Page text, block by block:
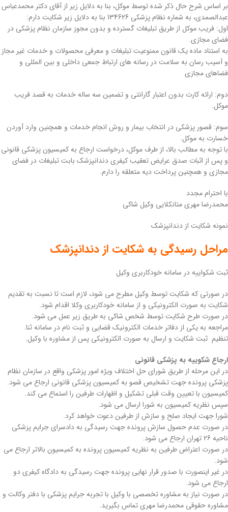
بر اساس شرح حال ذکر شده توسط موکل، بنا به دلایل زیر از آقای دکتر محمدعباس
عبدالصمدی، به شماره نظام پزشکی 134626 بنا به دلایل زیر شکایت دارم:
اول: فریب موکل از طریق تبلیغات گسترده و بدون مجوز سازمان نظام پزشکی در
فضای مجازی.
به استناد ماده یک قانون ممنوعیت تبلیغات و معرفی محصولات و خدمات غیر مجاز
و آسیب ‌رسان به سلامت در رسانه ‌های ارتباط جمعی داخلی و بین ‌المللی و
فضاهای مجازی
دوم: ارائه کارت بدون اعتبار گارانتی و تضمین سه ساله خدمات به قصد فریب
موکل.
سوم: قصور پزشکی در انتخاب بیمار و روش انجام خدمات و همچنین وارد آوردن
خسارت به موکل.
با توجه به مطالب بالا، از طرف موکل، درخواست ارجاع به کمیسیون پزشکی قانونی
و پس از اثبات صدق عرایض تعقیب کیفری دندانپزشک بابت تبلیغات در فضای
مجازی و همچنین پرداخت دیه متعلقه را دارم.
با احترام مجدد
محمدرضا مهری متانکلایی وکیل شاکی
نمونه شکایت از دندانپزشک
مراحل رسیدگی به شکایت از دندانپزشک
ثبت شکواییه در سامانه خودکاربری وکیل
در صورتی که شکایت توسط وکیل مطرح می شود، لازم است تا نسبت به تقدیم
شکایت به صورت الکترونیکی و از سامانه خودکاربری وکلا اقدام شود.
در صورت طرح شکایت توسط شخص شاکی به طریق زیر عمل می شود.
مراجعه به یکی از دفاتر خدمات الکترونیک قضایی و ثبت نام در سامانه ثنا.
تنظیم ثبت شکایت و ارسال به صورت الکترونیکی پس از مشاوره با وکیل.
ارجاع شکوییه به پزشکی قانونی
در این مرحله از طریق شورای حل اختلاف ویژه امور پزشکی واقع در سازمان نظام
پزشکی پرونده جهت تشخیص قصو به کمیسیون پزشکی قانونی ارجاع می شود.
کمیسیون با تعیین وقت قبلی تشکیل و اظهارات طرفین را استماع می کند.
سپس نظریه کمیسیون به شورا ارسال می شود.
شورا جهت ایجاد صلح و سازش از طرفین دعوت خواهد کرد.
در صورت عدم حصول سازش پرونده جهت رسیدگی به دادسرای جرایم پزشکی
ناحیه 26 تهران ارجاع می شود.
در صورت اعتراض طرفین به نظریه کمیسیون پرونده به کمیسیون بالاتر ارجاع می
شود.
در غیر اینصورت با صدور قرار نهایی پرونده جهت رسیدگی به دادگاه کیفری دو
ارجاع می شود.
در صورت نیاز به مشاوره تخصصی با وکیل با تجربه جرایم پزشکی با دفتر وکالت و
مشاوره حقوقی محمدرضا مهری تماس بگیرید.